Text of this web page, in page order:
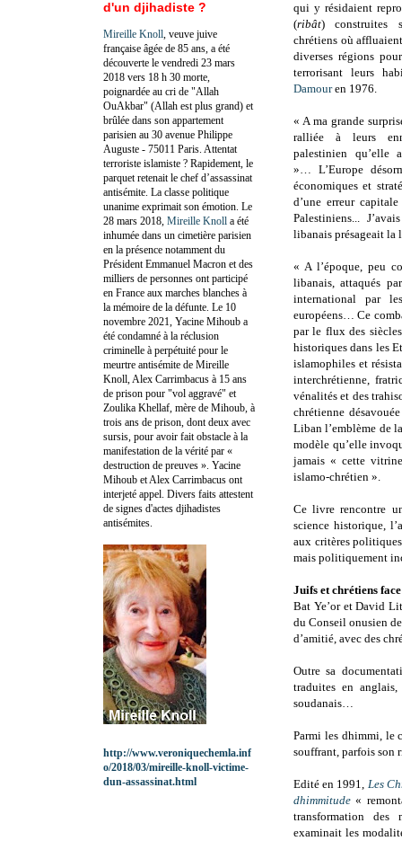
qui y résidaient
(ribât) construites
chrétiens où
diverses régions
terrorisant leurs
Damouren 1976.
« A ma grande
ralliée à leurs
palestinien qu’elle
»… L’Europe
économiques et
d’une erreur
Palestiniens...
libanais présageait la
« A l’époque, peu
libanais, attaqués
international par
européens… Ce
par le flux des
historiques dans les
islamophiles et
interchrétienne,
vénalités et des
chrétienne
Liban l’emblème de
modèle qu’elle
jamais « cette
islamo-chrétien ».
Ce livre rencontre
science historique,
aux critères
mais politiquement
Juifs et chrétiens
Bat Ye’or et David
du Conseil onusien
d’amitié, avec des
Outre sa
traduites en
soudanais…
Parmi les dhimmi, le
souffrant, parfois son
Edité en 1991, Les
dhimmitude «
transformation
examinait les
d'un djihadiste ?
Mireille Knoll , veuve juive
française âgée de 85 ans, a été
découverte le vendredi 23 mars
2018 vers 18 h 30 morte,
poignardée au cri de "Allah
OuAkbar" (Allah est plus grand) et
brûlée dans son appartement
parisien au 30 avenue Philippe
Auguste - 75011 Paris. Attentat
terroriste islamiste ? Rapidement, le
parquet retenait le chef d’assassinat
antisémite. La classe politique
unanime exprimait son émotion. Le
28 mars 2018, Mireille Knoll a été
inhumée dans un cimetière parisien
en la présence notamment du
Président Emmanuel Macron et des
milliers de personnes ont participé
en France aux marches blanches à
la mémoire de la défunte. Le 10
novembre 2021, Yacine Mihoub a
été condamné à la réclusion
criminelle à perpétuité pour le
meurtre antisémite de Mireille
Knoll, Alex Carrimbacus à 15 ans
de prison pour "vol aggravé" et
Zoulika Khellaf, mère de Mihoub, à
trois ans de prison, dont deux avec
sursis, pour avoir fait obstacle à la
manifestation de la vérité par «
destruction de preuves ». Yacine
Mihoub et Alex Carrimbacus ont
interjeté appel. Divers faits attestent
de signes d'actes djihadistes
antisémites.
http://www.veroniquechemla.inf
o/2018/03/mireille-knoll-victime-
dun-assassinat.html